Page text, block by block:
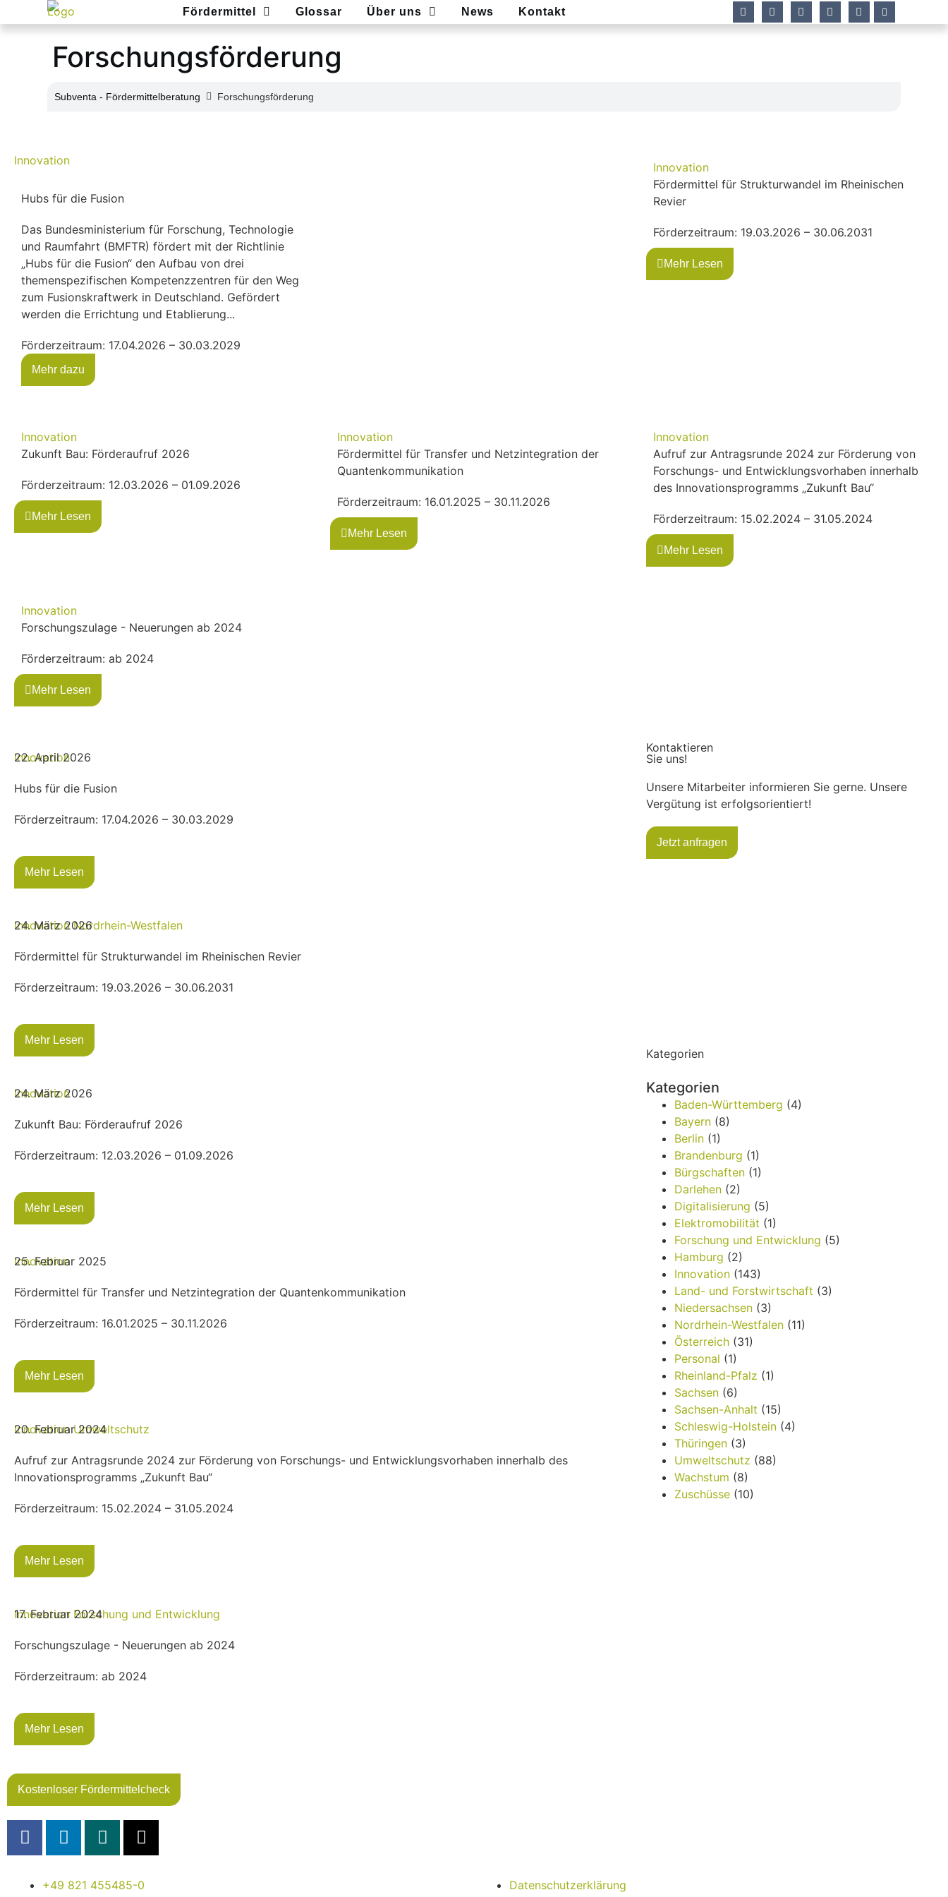
Fördermittel Glossar Über uns News Kontakt
Forschungsförderung
Subventa ‐ Fördermittelberatung Forschungsförderung
Innovation
Hubs für die Fusion
Das Bundesministerium für Forschung, Technologie
und Raumfahrt (BMFTR) fördert mit der Richtlinie
„Hubs für die Fusion“ den Aufbau von drei
themenspezifischen Kompetenzzentren für den Weg
zum Fusionskraftwerk in Deutschland. Gefördert
werden die Errichtung und Etablierung...
Förderzeitraum: 17.04.2026 – 30.03.2029
Mehr dazu
Innovation
Fördermittel für Strukturwandel im Rheinischen
Revier
Förderzeitraum: 19.03.2026 – 30.06.2031
Mehr Lesen
Innovation
Zukunft Bau: Förderaufruf 2026
Förderzeitraum: 12.03.2026 – 01.09.2026
Mehr Lesen
Innovation
Fördermittel für Transfer und Netzintegration der
Quantenkommunikation
Förderzeitraum: 16.01.2025 – 30.11.2026
Mehr Lesen
Innovation
Aufruf zur Antragsrunde 2024 zur Förderung von
Forschungs- und Entwicklungsvorhaben innerhalb
des Innovationsprogramms „Zukunft Bau“
Förderzeitraum: 15.02.2024 – 31.05.2024
Mehr Lesen
Innovation
Forschungszulage - Neuerungen ab 2024
Förderzeitraum: ab 2024
Mehr Lesen
Innovation
22. April 2026
Hubs für die Fusion
Förderzeitraum: 17.04.2026 – 30.03.2029
Mehr Lesen
Innovation Nordrhein-Westfalen
24. März 2026
Fördermittel für Strukturwandel im Rheinischen Revier
Förderzeitraum: 19.03.2026 – 30.06.2031
Mehr Lesen
Innovation
24. März 2026
Zukunft Bau: Förderaufruf 2026
Förderzeitraum: 12.03.2026 – 01.09.2026
Mehr Lesen
Innovation
25. Februar 2025
Fördermittel für Transfer und Netzintegration der Quantenkommunikation
Förderzeitraum: 16.01.2025 – 30.11.2026
Mehr Lesen
Innovation Umweltschutz
20. Februar 2024
Aufruf zur Antragsrunde 2024 zur Förderung von Forschungs- und Entwicklungsvorhaben innerhalb des
Innovationsprogramms „Zukunft Bau“
Förderzeitraum: 15.02.2024 – 31.05.2024
Mehr Lesen
Innovation Forschung und Entwicklung
17. Februar 2024
Forschungszulage - Neuerungen ab 2024
Förderzeitraum: ab 2024
Mehr Lesen
Kontaktieren
Sie uns!
Unsere Mitarbeiter informieren Sie gerne. Unsere
Vergütung ist erfolgsorientiert!
Jetzt anfragen
Kategorien
Kategorien
Baden-Württemberg (4)
Bayern(8)
Berlin(1)
Brandenburg (1)
Bürgschaften(1)
Darlehen(2)
Digitalisierung (5)
Elektromobilität (1)
Forschung und Entwicklung (5)
Hamburg (2)
Innovation(143)
Land- und Forstwirtschaft (3)
Niedersachsen(3)
Nordrhein-Westfalen(11)
Österreich(31)
Personal (1)
Rheinland-Pfalz (1)
Sachsen(6)
Sachsen-Anhalt (15)
Schleswig-Holstein(4)
Thüringen(3)
Umweltschutz (88)
Wachstum (8)
Zuschüsse(10)
Kostenloser Fördermittelcheck
+49 821 455485-0
Datenschutzerklärung